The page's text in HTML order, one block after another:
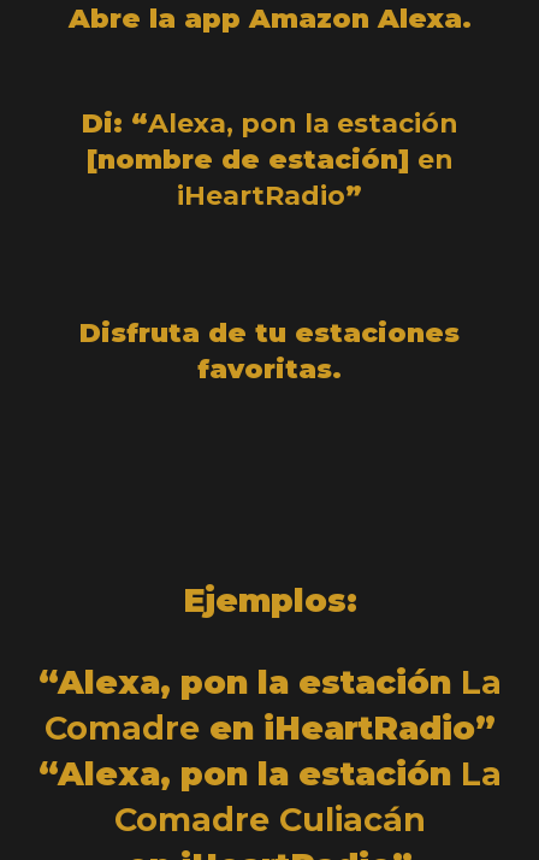
Abre la app Amazon Alexa.
Di: “Alexa, pon la estación
[nombre de estación] en
iHeartRadio”
Disfruta de tu estaciones
favoritas.
Ejemplos:
“Alexa, pon la estación La
Comadreen iHeartRadio”
“Alexa, pon la estación La
Comadre Culiacán